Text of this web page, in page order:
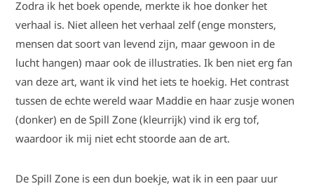
Zodra ik het boek opende, merkte ik hoe donker het
verhaal is. Niet alleen het verhaal zelf (enge monsters,
mensen dat soort van levend zijn, maar gewoon in de
lucht hangen) maar ook de illustraties. Ik ben niet erg fan
van deze art, want ik vind het iets te hoekig. Het contrast
tussen de echte wereld waar Maddie en haar zusje wonen
(donker) en de Spill Zone (kleurrijk) vind ik erg tof,
waardoor ik mij niet echt stoorde aan de art.
De Spill Zone is een dun boekje, wat ik in een paar uur